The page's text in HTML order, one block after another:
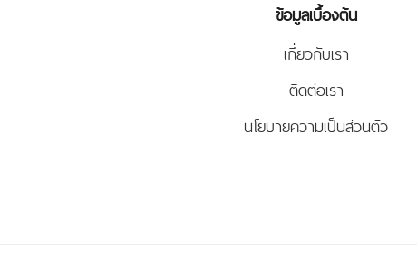
ข้อมูลเบื้องต้น
เกี่ยวกับเรา
ติดต่อเรา
นโยบายความเป็นส่วนตัว